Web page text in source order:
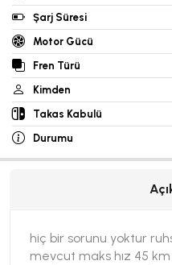
Şarj Süresi
Motor Gücü
Fren Türü
Kimden
Takas Kabulü
Durumu
hiç bir sorunu yoktur
mevcut maks hız 45